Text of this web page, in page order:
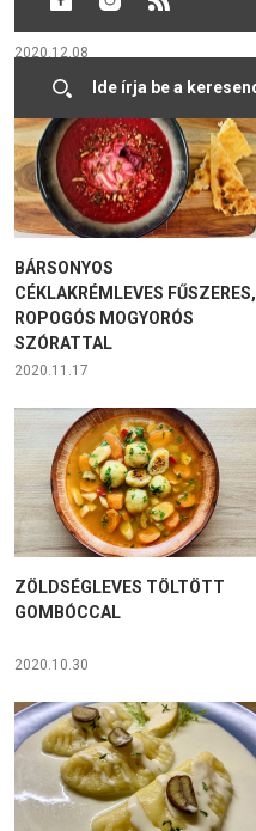
2020.12.08
BÁRSONYOS
CÉKLAKRÉMLEVES FŰSZERES,
ROPOGÓS MOGYORÓS
SZÓRATTAL
2020.11.17
ZÖLDSÉGLEVES TÖLTÖTT
GOMBÓCCAL
2020.10.30